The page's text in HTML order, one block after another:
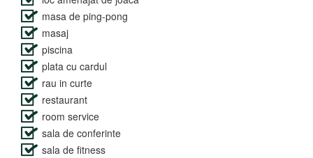
masa de ping-pong
masaj
piscina
plata cu cardul
rau in curte
restaurant
room service
sala de conferinte
sala de fitness